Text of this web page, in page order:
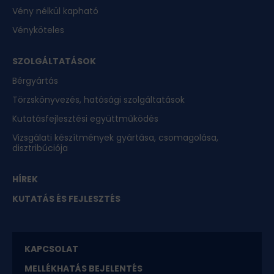
Vény nélkül kapható
Vényköteles
SZOLGÁLTATÁSOK
Bérgyártás
Törzskönyvezés, hatósági szolgáltatások
Kutatásfejlesztési együttműködés
Vizsgálati készítmények gyártása, csomagolása,
disztribúciója
HÍREK
KUTATÁS ÉS FEJLESZTÉS
KAPCSOLAT
MELLÉKHATÁS BEJELENTÉS